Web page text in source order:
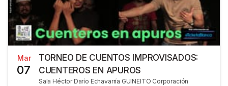
Mar
07
TORNEO DE CUENTOS IMPROVISADOS:
CUENTEROS EN APUROS
Sala Héctor Darío Echavarría GUINEITO Corporación